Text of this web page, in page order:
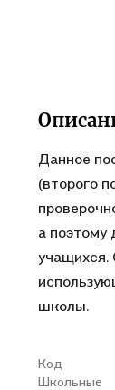
Данное
(второго
а поэтому
учащихся.
школы.
Код
Школьные